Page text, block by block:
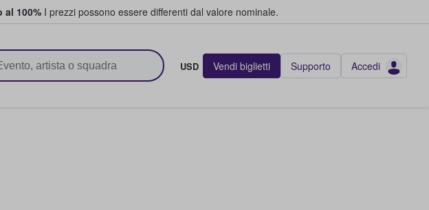
al 100% I prezzi possono essere differenti dal valore nominale.
USD Vendi biglietti Supporto Accedi